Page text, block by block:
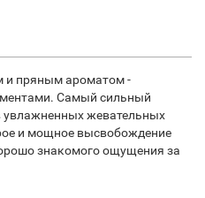
и пряным ароматом -
Самый сильный
жевательных
и мощное высвобождение
знакомого ощущения за